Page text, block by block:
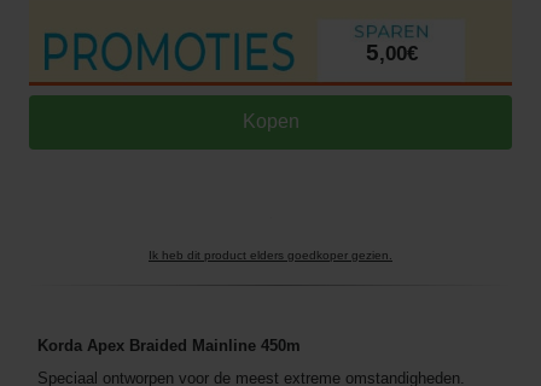
5,00€
Ik heb dit product elders goedkoper gezien.
Korda Apex Braided Mainline 450m
Speciaal ontworpen voor de meest extreme omstandigheden.